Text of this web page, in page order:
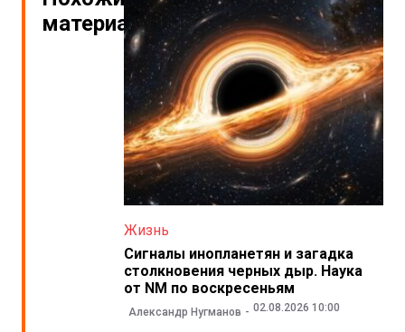
материалы
Жизнь
Сигналы инопланетян и загадка
столкновения черных дыр. Наука
от NM по воскресеньям
Александр Нугманов 02.08.2026 10:00